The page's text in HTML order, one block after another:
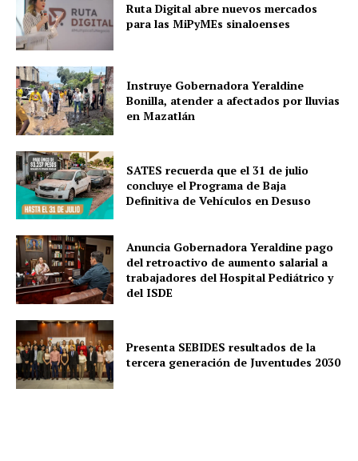
Ruta Digital abre nuevos mercados
para las MiPyMEs sinaloenses
Instruye Gobernadora Yeraldine
Bonilla, atender a afectados por lluvias
en Mazatlán
SATES recuerda que el 31 de julio
concluye el Programa de Baja
Definitiva de Vehículos en Desuso
Anuncia Gobernadora Yeraldine pago
del retroactivo de aumento salarial a
trabajadores del Hospital Pediátrico y
del ISDE
Presenta SEBIDES resultados de la
tercera generación de Juventudes 2030